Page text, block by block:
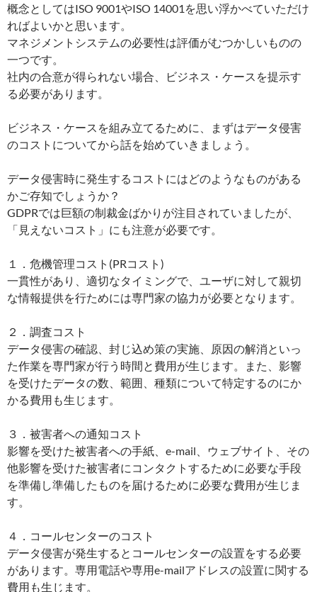
概念としてはISO 9001やISO 14001を思い浮かべていただけ
ればよいかと思います。
マネジメントシステムの必要性は評価がむつかしいものの
一つです。
社内の合意が得られない場合、ビジネス・ケースを提示す
る必要があります。
ビジネス・ケースを組み立てるために、まずはデータ侵害
のコストについてから話を始めていきましょう。
データ侵害時に発生するコストにはどのようなものがある
かご存知でしょうか？
GDPRでは巨額の制裁金ばかりが注目されていましたが、
「見えないコスト」にも注意が必要です。
１．危機管理コスト(PRコスト)
一貫性があり、適切なタイミングで、ユーザに対して親切
な情報提供を行ためには専門家の協力が必要となります。
２．調査コスト
データ侵害の確認、封じ込め策の実施、原因の解消といっ
た作業を専門家が行う時間と費用が生じます。また、影響
を受けたデータの数、範囲、種類について特定するのにか
かる費用も生じます。
３．被害者への通知コスト
影響を受けた被害者への手紙、e-mail、ウェブサイト、その
他影響を受けた被害者にコンタクトするために必要な手段
を準備し準備したものを届けるために必要な費用が生じま
す。
４．コールセンターのコスト
データ侵害が発生するとコールセンターの設置をする必要
があります。専用電話や専用e-mailアドレスの設置に関する
費用も生じます。